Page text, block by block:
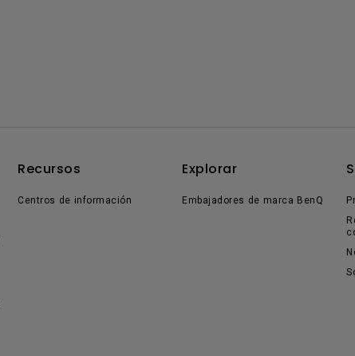
Recursos
Centros de información
Explorar
Embajadores de marca BenQ